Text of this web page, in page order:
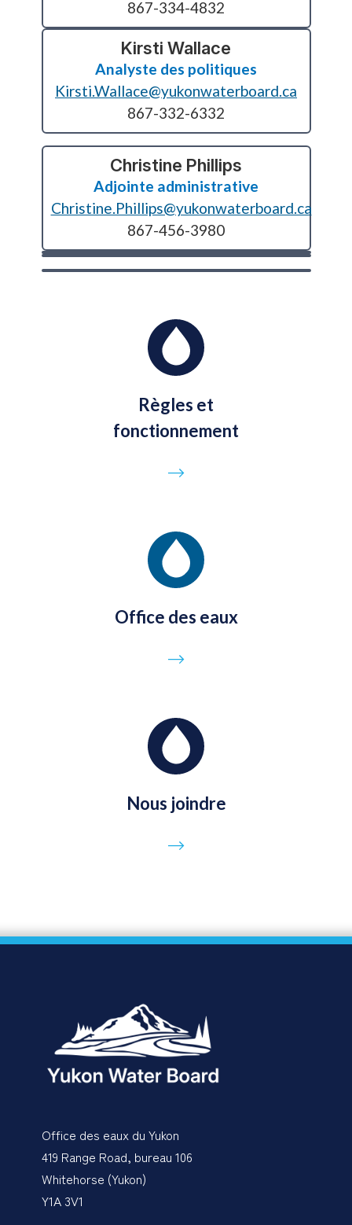
867-334-4832
Kirsti Wallace
Analyste des politiques
Kirsti.Wallace@yukonwaterboard.ca
867-332-6332
Christine Phillips
Adjointe administrative
Christine.Phillips@yukonwaterboard.ca
867-456-3980
Règles et
fonctionnement
Office des eaux
Nous joindre
Office des eaux du Yukon
419 Range Road, bureau 106
Whitehorse (Yukon)
Y1A 3V1